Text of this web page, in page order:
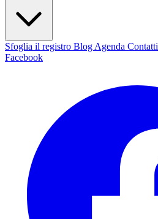
Sfoglia il registro Blog Agenda Contatti
Facebook